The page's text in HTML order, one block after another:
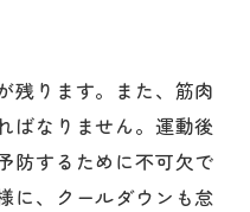
残ります。また、筋肉
ばなりません。運動後
防するために不可欠で
に、クールダウンも怠